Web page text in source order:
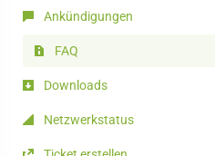
Ankündigungen
FAQ
Downloads
Netzwerkstatus